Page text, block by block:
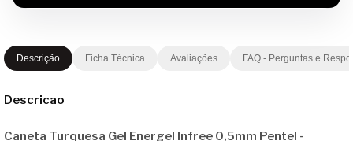
Descrição Ficha Técnica Avaliações FAQ - Perguntas e
Descricao
Caneta Turquesa Gel Energel Infree 0,5mm Pentel -